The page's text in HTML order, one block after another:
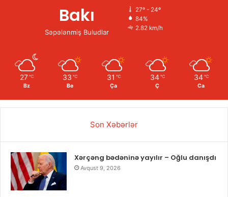
Bakı
Səpələnmiş Buludlar
27º - 24º
84%
2.82 km/h
27 ℃
Bz
33 ℃
Be
31 ℃
Ça
34 ℃
Ç
34 ℃
Ca
Son Xəbərlər
Xərçəng bədəninə yayılır – Oğlu danışdı
Avqust 9, 2026